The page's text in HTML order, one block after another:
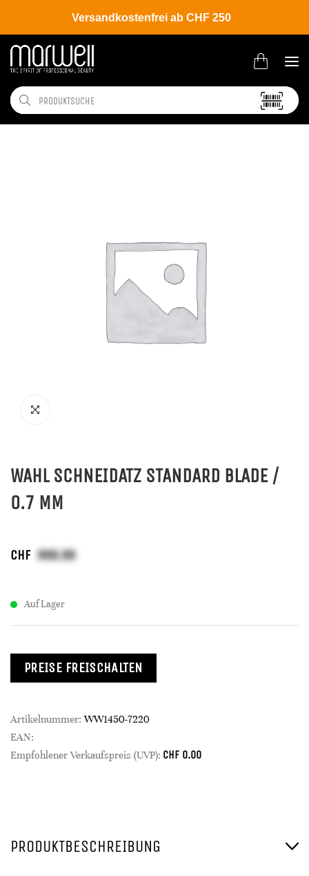
Versandkostenfrei ab CHF 250
Shop Brands Wahl
WAHL SCHNEIDATZ STANDARD BLADE /
0.7 MM
CHF
Auf Lager
PREISE FREISCHALTEN
Artikelnummer: WW1450-7220
EAN:
Empfohlener Verkaufspreis (UVP): CHF 0.00
PRODUKTBESCHREIBUNG